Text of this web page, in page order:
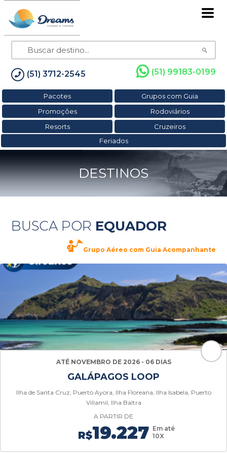
(51) 3712-2545 (51) 99183-0199
Pacotes
Grupos com Guia
Promoções
Rodoviários
Resorts
Cruzeiros
Feriados
DESTINOS
BUSCA POR EQUADOR
Grupo Aéreo com Guia Acompanhante
ATÉ NOVEMBRO DE 2026 - 06 DIAS
GALÁPAGOS LOOP
Ilha de Santa Cruz, Puerto Ayora, Ilha Floreana, Ilha Isabela, Puerto
Villamil, Ilha Baltra
A PARTIR DE
R$19.227 Em até
10X